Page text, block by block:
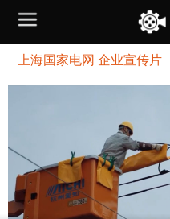
上海国家电网 企业宣传片